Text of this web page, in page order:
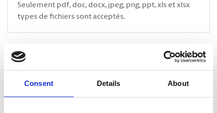
Consent Details About
Seulement pdf, doc, docx, jpeg, png, ppt, xls et xlsx
types de fichiers sont acceptés.
CAPTCHA